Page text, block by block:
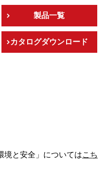
製品一覧
カタログダウンロード
境と安全」についてはこち